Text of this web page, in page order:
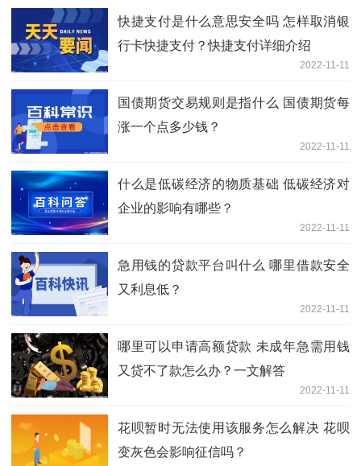
快捷支付是什么意思安全吗 怎样取消银
行卡快捷支付？快捷支付详细介绍
2022-11-11
国债期货交易规则是指什么 国债期货每
涨一个点多少钱？
2022-11-11
什么是低碳经济的物质基础 低碳经济对
企业的影响有哪些？
2022-11-11
急用钱的贷款平台叫什么 哪里借款安全
又利息低？
2022-11-11
哪里可以申请高额贷款 未成年急需用钱
又贷不了款怎么办？一文解答
2022-11-11
花呗暂时无法使用该服务怎么解决 花呗
变灰色会影响征信吗？